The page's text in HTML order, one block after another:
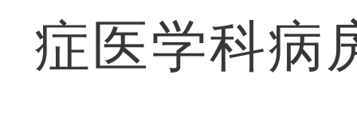
症医学科病